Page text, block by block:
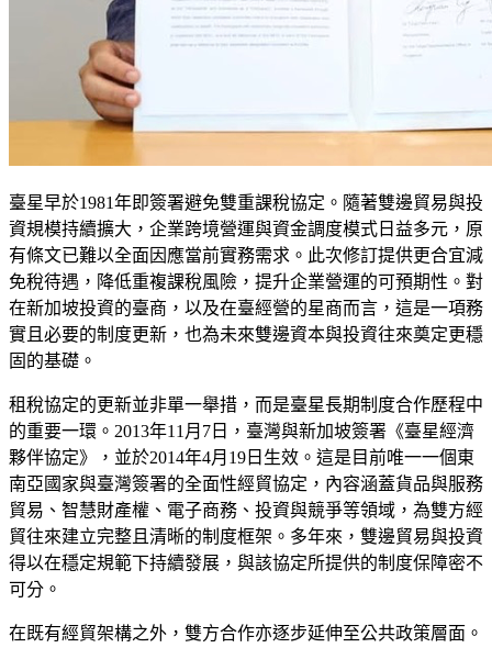
臺星早於1981年即簽署避免雙重課稅協定。隨著雙邊貿易與投
資規模持續擴大，企業跨境營運與資金調度模式日益多元，原
有條文已難以全面因應當前實務需求。此次修訂提供更合宜減
免稅待遇，降低重複課稅風險，提升企業營運的可預期性。對
在新加坡投資的臺商，以及在臺經營的星商而言，這是一項務
實且必要的制度更新，也為未來雙邊資本與投資往來奠定更穩
固的基礎。
租稅協定的更新並非單一舉措，而是臺星長期制度合作歷程中
的重要一環。2013年11月7日，臺灣與新加坡簽署《臺星經濟
夥伴協定》，並於2014年4月19日生效。這是目前唯一一個東
南亞國家與臺灣簽署的全面性經貿協定，內容涵蓋貨品與服務
貿易、智慧財產權、電子商務、投資與競爭等領域，為雙方經
貿往來建立完整且清晰的制度框架。多年來，雙邊貿易與投資
得以在穩定規範下持續發展，與該協定所提供的制度保障密不
可分。
在既有經貿架構之外，雙方合作亦逐步延伸至公共政策層面。